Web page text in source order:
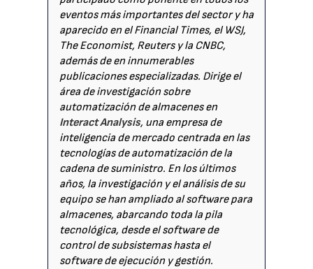
eventos más importantes del sector y ha
aparecido en el Financial Times, el WSJ,
The Economist, Reuters y la CNBC,
además de en innumerables
publicaciones especializadas. Dirige el
área de investigación sobre
automatización de almacenes en
Interact Analysis, una empresa de
inteligencia de mercado centrada en las
tecnologías de automatización de la
cadena de suministro. En los últimos
años, la investigación y el análisis de su
equipo se han ampliado al software para
almacenes, abarcando toda la pila
tecnológica, desde el software de
control de subsistemas hasta el
software de ejecución y gestión.